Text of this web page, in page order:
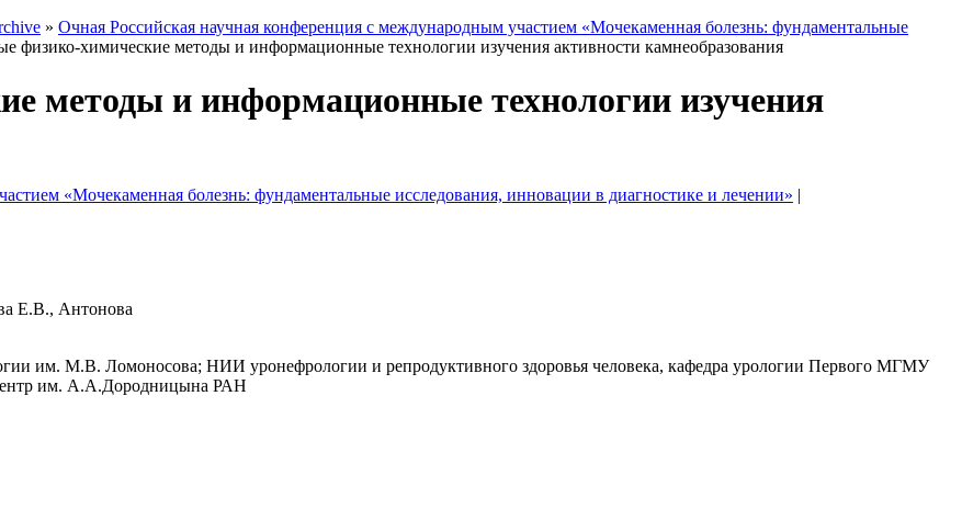
» Очная Российская научная конференция с международным участием «Мочекаменная болезнь: фундаментальные
физико-химические методы и информационные технологии изучения активности камнеобразования
методы и информационные технологии изучения
«Мочекаменная болезнь: фундаментальные исследования, инновации в диагностике и лечении» |
Е.В., Антонова
им. М.В. Ломоносова; НИИ уронефрологии и репродуктивного здоровья человека, кафедра урологии Первого МГМУ
им. А.А.Дородницына РАН